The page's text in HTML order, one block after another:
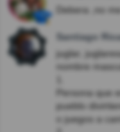
Debera ,no
Santiago
juglar,
nombre
Persona que
pueblo
o juegos a